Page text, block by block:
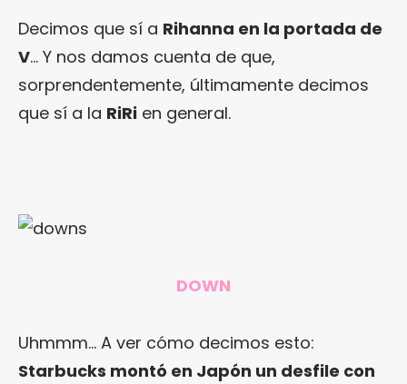
Decimos que sí a Rihanna en la portada de
V… Y nos damos cuenta de que,
sorprendentemente, últimamente decimos
que sí a la RiRi en general.
DOWN
Uhmmm… A ver cómo decimos esto:
Starbucks montó en Japón un desfile con